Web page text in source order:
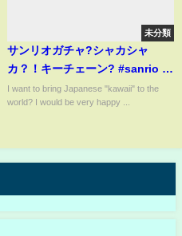
未分類
サンリオガチャ?シャカシャ
カ？！キーチェーン? #sanrio #
サンリオ #gacha #ガチャ
#kuromi #mymelody
I want to bring Japanese "kawaii" to the
world? I would be very happy ...